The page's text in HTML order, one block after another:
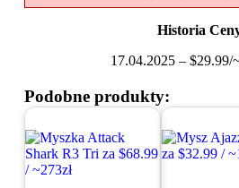
Historia
17.04.2025 – $29.99/
Podobne produkty: